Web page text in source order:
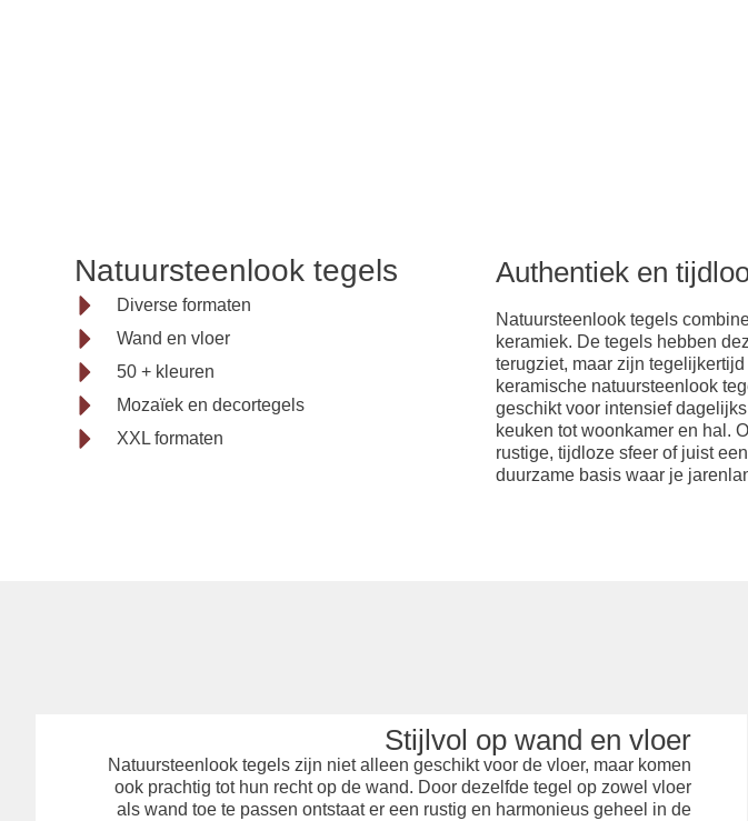
Natuursteenlook
tegels
voor wand en vloer
Authentiek en
Natuursteenlook tegels
keramiek. De tegels hebben
terugziet, maar zijn
keramische natuursteenlook
geschikt voor intensief
keuken tot woonkamer en hal.
rustige, tijdloze sfeer of juist
duurzame basis waar je
Natuursteenlook tegels
Diverse formaten
Wand en vloer
50 + kleuren
Mozaïek en decortegels
XXL formaten
Stijlvol op wand en vloer
Natuursteenlook tegels zijn niet alleen geschikt voor de vloer, maar komen
ook prachtig tot hun recht op de wand. Door dezelfde tegel op zowel vloer
als wand toe te passen ontstaat er een rustig en harmonieus geheel in de